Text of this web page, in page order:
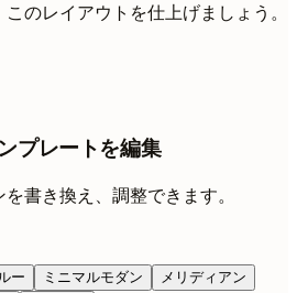
のレイアウトを仕上げましょう。
プレートを編集
書き換え、調整できます。
ー ミニマルモダン
メリディアン